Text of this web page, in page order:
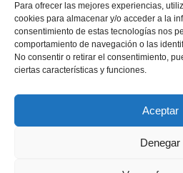
Para ofrecer las mejores experiencias,
cookies para almacenar y/o acceder a la
consentimiento de estas tecnologías nos
comportamiento de navegación o las
No consentir o retirar el consentimiento,
ciertas características y funciones.
Aceptar
Denegar
Cursos ADI-R y ADOS-2
del Autismo
Curso online gratuito para adaptar
autismo